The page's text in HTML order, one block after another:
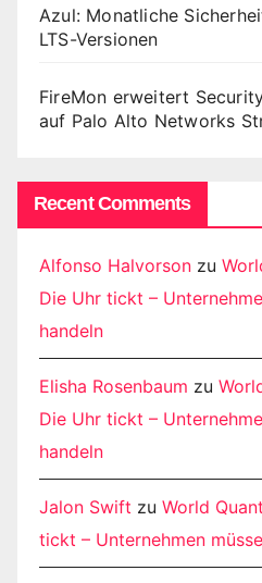
Azul: Monatliche
LTS-Versionen
FireMon erweitert
auf Palo Alto Networks
Recent Comments
Alfonso Halvorson zu
Die Uhr tickt –
handeln
Elisha Rosenbaum zu
Die Uhr tickt –
handeln
Jalon Swift zu World
tickt – Unternehmen